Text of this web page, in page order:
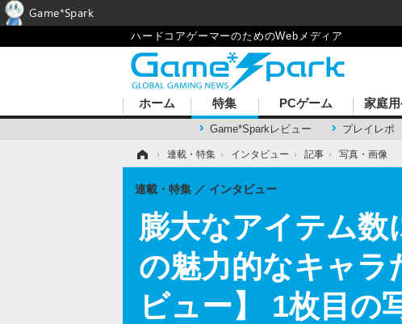
ハードコアゲーマーのためのWebメディア
ホーム 特集
Game*Sparkレビュー プレイレポ
PCゲーム 家庭
› 連載・特集 › インタビュー › 記事 › 写真・画像
膨大なアイテム数
の魅力的なキャラ
ビュー】 1枚目の
連載・特集 インタビュー
Game*Spark